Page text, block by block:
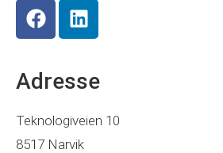
Adresse
Teknologiveien 10
8517 Narvik